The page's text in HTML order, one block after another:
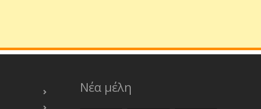
Νέα μέλη